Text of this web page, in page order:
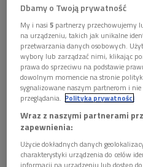
MuzeumHołodomoru-
z Muzeum Historii Polski i
W uroczystym otwarciu
Polsce Wasyl Zwarycz,
Robert Kostro oraz Maryna
Hołodomoru-Ludobójstwa w
- To jest nasza odpowiedź i
ukraińskimi kolegami, którzy
ekstremalnych - powiedział
wystawy dyrektor MHP
Dbamy o Twoją prywatność
My i nasi5 partnerzy przechowujemy
na urządzeniu, takich jak unikalne
przetwarzania danych osobowych.
wybory lub zarządzać nimi, klikając
prawa do sprzeciwu na podstawie
dowolnym momencie na stronie
sygnalizowane naszym partnerom i
przeglądania. Polityka prywatności
Wraz z naszymi partnerami
zapewnienia:
Użycie dokładnych danych
charakterystyki urządzenia do celów
informacji na urządzeniu lub dostęp